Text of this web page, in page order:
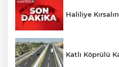
Haliliye
Katlı Köprülü